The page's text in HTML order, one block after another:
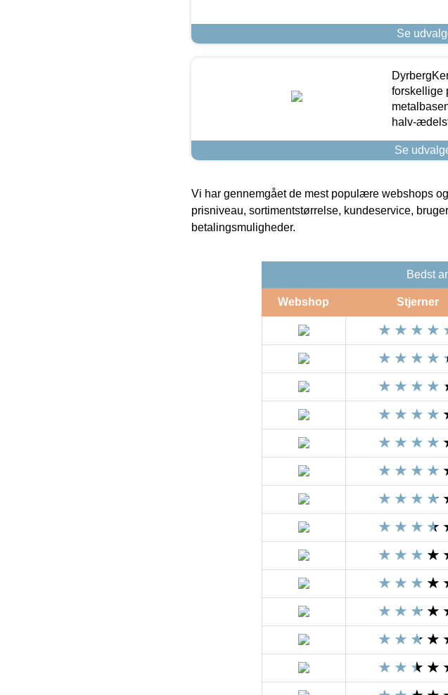
Se
forskellige
halv-
Se
Vi har gennemgået de mest populære webshops
prisniveau, sortimentstørrelse, kundeservice,
betalingsmuligheder.
Bedst
Webshop Stjerner